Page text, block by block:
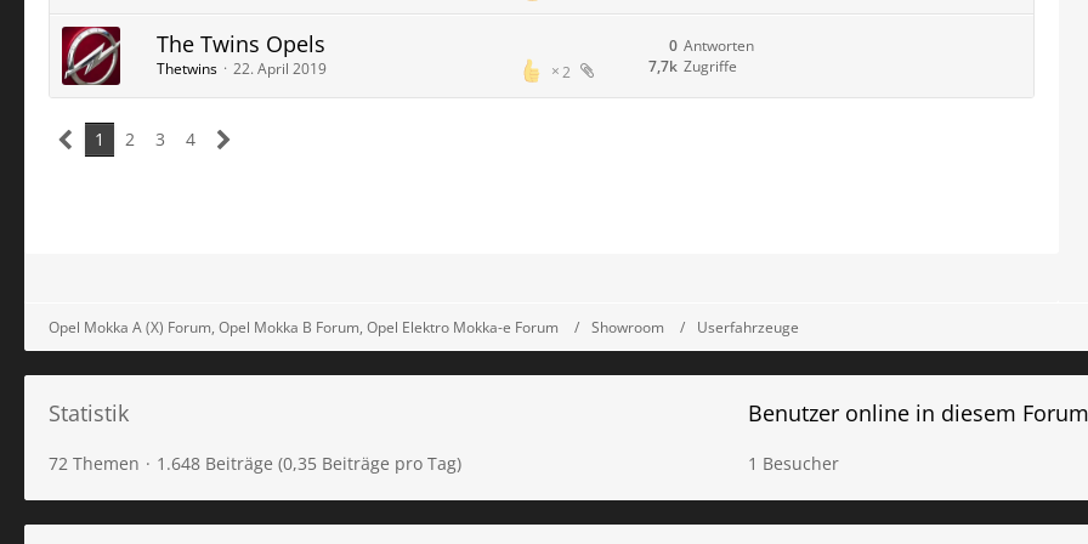
The Twins Opels
2
Thetwins 22. April 2019
Antworten
0
Zugriffe
7,7k
1 2 3 4
Opel Mokka A (X) Forum, Opel Mokka B Forum, Opel Elektro Mokka-e Forum Showroom Userfahrzeuge
Statistik
72 Themen 1.648 Beiträge (0,35 Beiträge pro Tag)
Benutzer online in diesem Forum
1 Besucher